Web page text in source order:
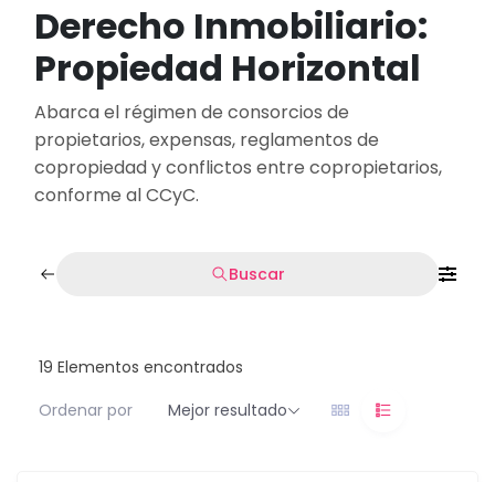
Derecho Inmobiliario:
Propiedad Horizontal
Abarca el régimen de consorcios de
propietarios, expensas, reglamentos de
copropiedad y conflictos entre copropietarios,
conforme al CCyC.
Buscar
19 Elementos encontrados
Ordenar por
Mejor resultado